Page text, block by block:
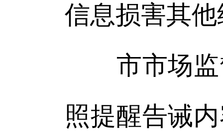
信息损害其
市市场监
照提醒告诫